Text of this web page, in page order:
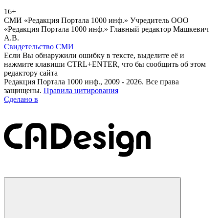
16+
СМИ «Редакция Портала 1000 инф.» Учредитель ООО
«Редакция Портала 1000 инф.» Главный редактор Машкевич
А.В.
Свидетельство СМИ
Если Вы обнаружили ошибку в тексте, выделите её и
нажмите клавиши CTRL+ENTER, что бы сообщить об этом
редактору сайта
Редакция Портала 1000 инф., 2009 - 2026. Все права
защищены. Правила цитирования
Сделано в